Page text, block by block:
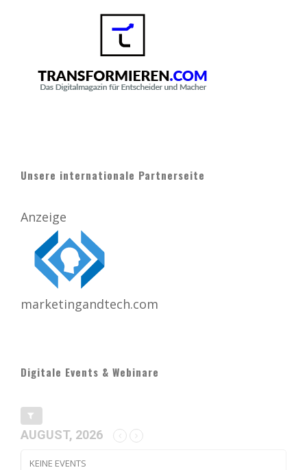
Unsere internationale Partnerseite
Anzeige
marketingandtech.com
Digitale Events & Webinare
AUGUST, 2026
KEINE EVENTS